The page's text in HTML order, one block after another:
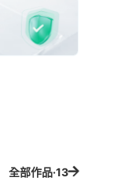
全部作品·13